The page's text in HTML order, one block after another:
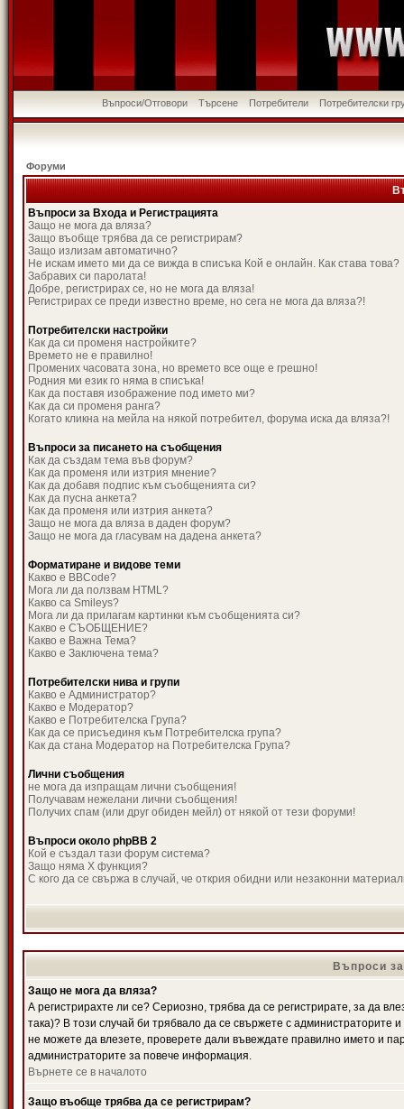
Въпроси/Отговори Търсене Потребители Потребителски
Форуми
Въпроси за Входа и Регистрацията
Защо не мога да вляза?
Защо въобще трябва да се регистрирам?
Защо излизам автоматично?
Не искам името ми да се вижда в списъка Кой е онлайн. Как става това?
Забравих си паролата!
Добре, регистрирах се, но не мога да вляза!
Регистрирах се преди известно време, но сега не мога да вляза?!
Потребителски настройки
Как да си променя настройките?
Времето не е правилно!
Промених часовата зона, но времето все още е грешно!
Родния ми език го няма в списъка!
Как да поставя изображение под името ми?
Как да си променя ранга?
Когато кликна на мейла на някой потребител, форума иска да вляза?!
Въпроси за писането на съобщения
Как да създам тема във форум?
Как да променя или изтрия мнение?
Как да добавя подпис към съобщенията си?
Как да пусна анкета?
Как да променя или изтрия анкета?
Защо не мога да вляза в даден форум?
Защо не мога да гласувам на дадена анкета?
Форматиране и видове теми
Какво е BBCode?
Мога ли да ползвам HTML?
Какво са Smileys?
Мога ли да прилагам картинки към съобщенията си?
Какво е СЪОБЩЕНИЕ?
Какво е Важна Тема?
Какво е Заключена тема?
Потребителски нива и групи
Какво е Администратор?
Какво е Модератор?
Какво е Потребителска Група?
Как да се присъединя към Потребителска група?
Как да стана Модератор на Потребителска Група?
Лични съобщения
не мога да изпращам лични съобщения!
Получавам нежелани лични съобщения!
Получих спам (или друг обиден мейл) от някой от тези форуми!
Въпроси около phpBB 2
Кой е създал тази форум система?
Защо няма X функция?
С кого да се свържа в случай, че открия обидни или незаконни
Въпроси
Защо не мога да вляза?
А регистрирахте ли се? Сериозно, трябва да се регистрирате, за да
така)? В този случай би трябвало да се свържете с администраторите
не можете да влезете, проверете дали въвеждате правилно името и
администраторите за повече информация.
Върнете се в началото
Защо въобще трябва да се регистрирам?